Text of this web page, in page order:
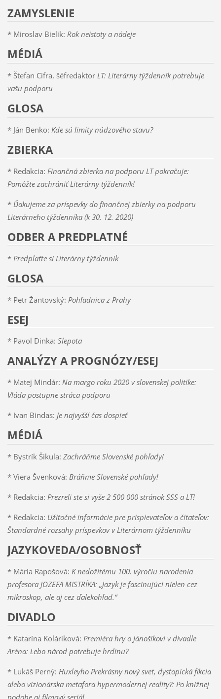
ZAMYSLENIE
* Miroslav Bielik: Rok neistoty a nádeje
MÉDIÁ
* Štefan Cifra, šéfredaktor LT: Literárny týždenník potrebuje
vašu podporu
GLOSA
* Ján Benko: Kde sú limity núdzového stavu?
ZBIERKA
* Redakcia: Finančná zbierka na podporu LT pokračuje:
Pomôžte zachrániť Literárny týždenník!
* Ďakujeme za príspevky do finančnej zbierky na podporu
Literárneho týždenníka (k 30. 12. 2020)
ODBER A PREDPLATNÉ
* Predplaťte si Literárny týždenník
GLOSA
* Petr Žantovský: Pohľadnica z Prahy
ESEJ
* Pavol Dinka: Slepota
ANALÝZY A PROGNÓZY/ESEJ
* Matej Mindár: Na margo roku 2020 v slovenskej politike:
Vláda postupne stráca podporu
* Ivan Bindas: Je najvyšší čas dospieť
MÉDIÁ
* Bystrík Šikula: Zachráňme Slovenské pohľady!
* Viera Švenková: Bráňme Slovenské pohľady!
* Redakcia: Prezreli ste si vyše 2 500 000 stránok SSS a LT!
* Redakcia: Užitočné informácie pre prispievateľov a čitateľov:
Štandardné rozsahy príspevkov v Literárnom týždenníku
JAZYKOVEDA/OSOBNOSŤ
* Mária Rapošová: K nedožitému 100. výročiu narodenia
profesora JOZEFA MISTRÍKA: „Jazyk je fascinujúci nielen cez
mikroskop, ale aj cez ďalekohľad.“
DIVADLO
* Katarína Koláriková: Premiéra hry o Jánošíkovi v divadle
Aréna: Lebo národ potrebuje hrdinu?
* Lukáš Perný: Huxleyho Prekrásny nový svet, dystopická fikcia
alebo vizionárska metafora hypermodernej reality?: Po knižnej
podobe aj filmový seriál